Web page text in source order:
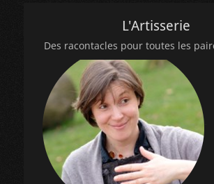
L'Artisserie
Des racontacles pour toutes les